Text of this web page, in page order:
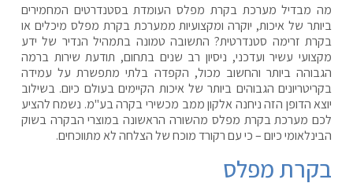
מה מבדיל מערכת בקרת מפלס העומדת בסטנדרטים המחמירים
ביותר של איכות, יוקרה ומקצועיות ממערכת בקרת מפלס מיכלים או
בקרת זרימה סטנדרטית? התשובה טמונה בתמהיל הנדיר של ידע
מקצועי עשיר ועדכני, ניסיון רב שנים בתחום, תודעת שירות ברמה
הגבוהה ביותר והחשוב מכול, הקפדה בלתי מתפשרת על עמידה
בקריטריונים הגבוהים ביותר של איכות הקיימים בעולם כיום. בשילוב
יוצא הדופן הזה ניחנה אלקון ממב מכשירי בקרה בע"מ. נשמח להציע
לכם מערכת בקרת מפלס מהשורה הראשונה במוצרי הבקרה בשוק
הבינלאומי כיום – כי עם רקורד מוכח של הצלחה לא מתווכחים.
בקרת מפלס